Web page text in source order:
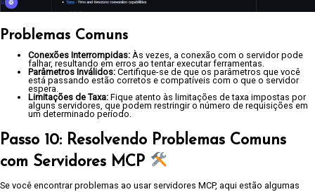
Problemas Comuns
Conexões Interrompidas: Às vezes, a conexão com o servidor pode
falhar, resultando em erros ao tentar executar ferramentas.
Parâmetros Inválidos: Certifique-se de que os parâmetros que você
está passando estão corretos e compatíveis com o que o servidor
espera.
Limitações de Taxa: Fique atento às limitações de taxa impostas por
alguns servidores, que podem restringir o número de requisições em
um determinado período.
Passo 10: Resolvendo Problemas Comuns
com Servidores MCP
Se você encontrar problemas ao usar servidores MCP, aqui estão algumas